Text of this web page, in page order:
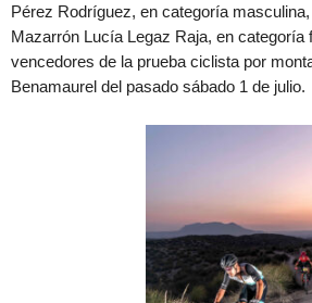
Pérez Rodríguez, en categoría
Mazarrón Lucía Legaz Raja, en categoría
vencedores de la prueba ciclista por
Benamaurel del pasado sábado 1 de julio.